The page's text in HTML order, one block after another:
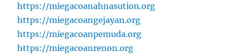
https://miegacoanahnasution.org
https://miegacoangejayan.org
https://miegacoanpemuda.org
https://miegacoanrenon.org